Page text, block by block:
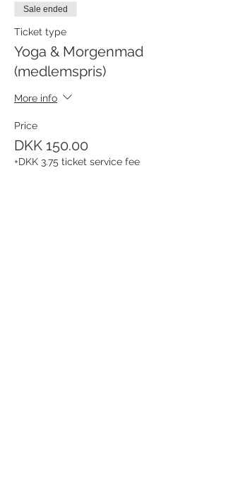
Sale ended
Ticket type
Yoga & Morgenmad
(medlemspris)
More info
Price
DKK 150.00
+DKK 3.75 ticket service fee